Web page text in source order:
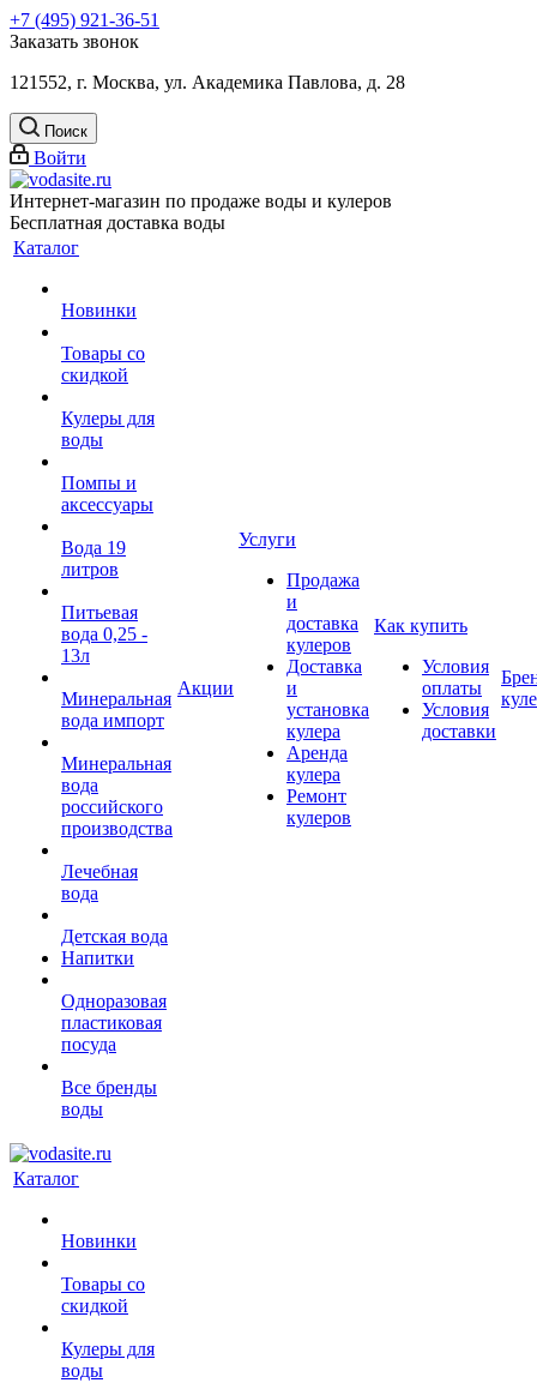
+7 (495) 921-36-51
Заказать звонок
121552, г. Москва, ул. Академика Павлова, д. 28
Поиск
Войти
Интернет-магазин по продаже воды и кулеров
Бесплатная доставка воды
Каталог
Новинки
Товары со
скидкой
Кулеры для
воды
Помпы и
аксессуары
Вода 19
литров
Питьевая
вода 0,25 -
13л
Минеральная
вода импорт
Минеральная
вода
российского
производства
Лечебная
вода
Детская вода
Напитки
Одноразовая
пластиковая
посуда
Все бренды
воды
Акции
Услуги
Продажа
и
доставка
кулеров
Доставка
и
установка
кулера
Аренда
кулера
Ремонт
кулеров
Как купить
Условия
оплаты
Условия
доставки
Каталог
Новинки
Товары со
скидкой
Кулеры для
воды